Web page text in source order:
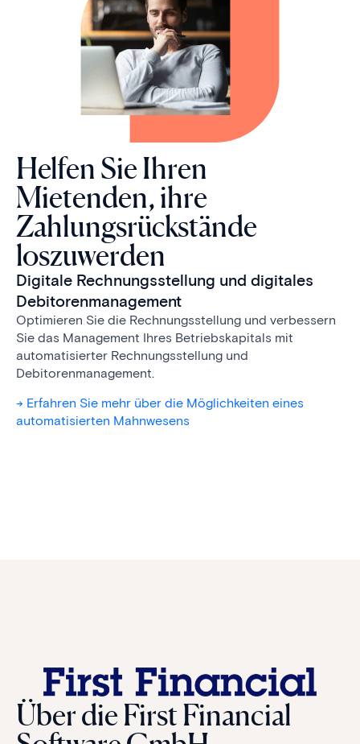
Helfen Sie Ihren
Mietenden, ihre
Zahlungsrückstände
loszuwerden
Digitale Rechnungsstellung und digitales
Debitorenmanagement
Optimieren Sie die Rechnungsstellung und verbessern
Sie das Management Ihres Betriebskapitals mit
automatisierter Rechnungsstellung und
Debitorenmanagement.
-> Erfahren Sie mehr über die Möglichkeiten eines
automatisierten Mahnwesens
Über die First Financial